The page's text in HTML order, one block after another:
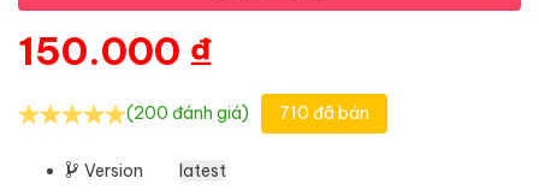
150.000 ₫
(200 đánh giá) 710 đã bán
Version latest